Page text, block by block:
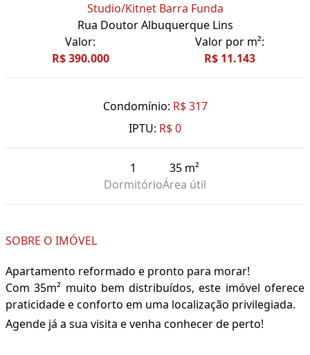
Studio/Kitnet Barra Funda
Rua Doutor Albuquerque Lins
Valor:
R$ 390.000
Valor por m²:
R$ 11.143
Condomínio: R$ 317
IPTU: R$ 0
1
Dormitório
35 m²
Área útil
SOBRE O IMÓVEL
Apartamento reformado e pronto para morar!
Com 35m² muito bem distribuídos, este imóvel oferece
praticidade e conforto em uma localização privilegiada.
Agende já a sua visita e venha conhecer de perto!